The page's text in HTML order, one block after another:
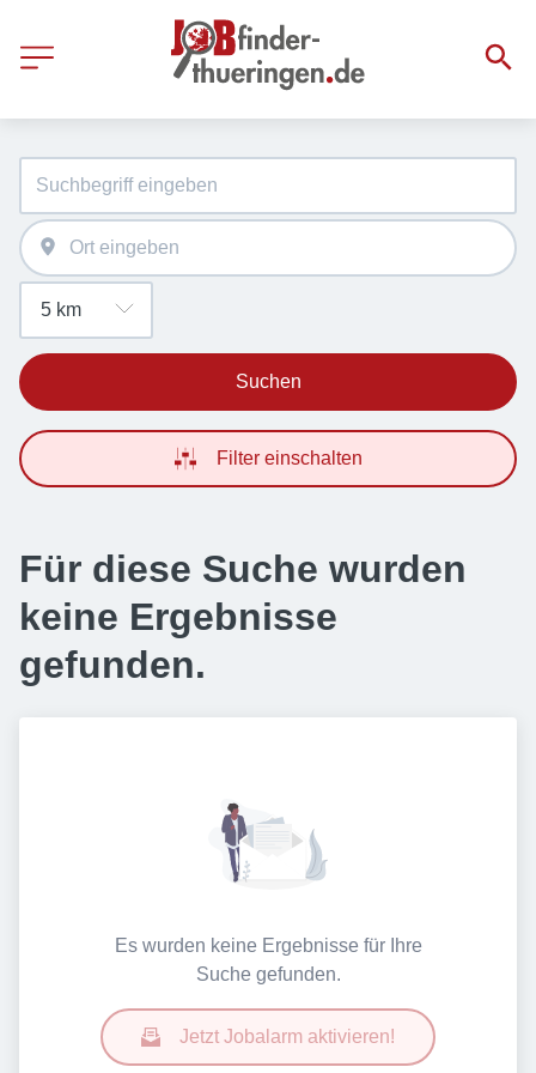
Suchen
Filter einschalten
Für diese Suche wurden
keine Ergebnisse
gefunden.
Es wurden keine Ergebnisse für Ihre
Suche gefunden.
Jetzt Jobalarm aktivieren!